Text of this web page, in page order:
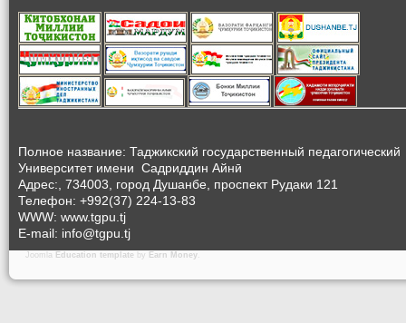
Полное название: Таджикский государственный педагогический
Университет имени Садриддин Айнӣ
Адрес:, 734003, город Душанбе, проспект Рудаки 121
Телефон: +992(37) 224-13-83
WWW: www.tgpu.tj
E-mail: info@tgpu.tj
Joomla Education template by Earn Money.